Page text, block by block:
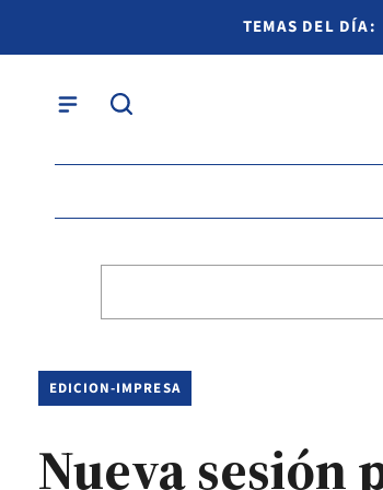
TEMAS DEL DÍA:
EDICION-IMPRESA
Nueva sesión